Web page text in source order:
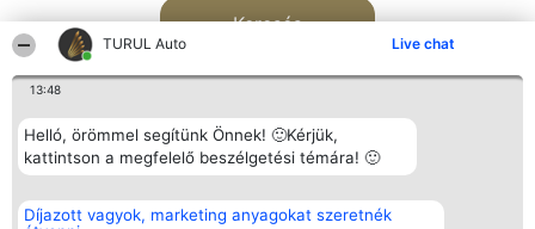
TURUL Auto Live chat
13:48
Helló, örömmel segítünk Önnek! 🙂Kérjük,
kattintson a megfelelő beszélgetési témára! 🙂
Díjazott vagyok, marketing anyagokat szeretnék
Keresés
Rangsorszervező
SC Beautiful Company S.R.L.
Népszavazás
Nyertesek
Elérhetőség
Elérhetőség